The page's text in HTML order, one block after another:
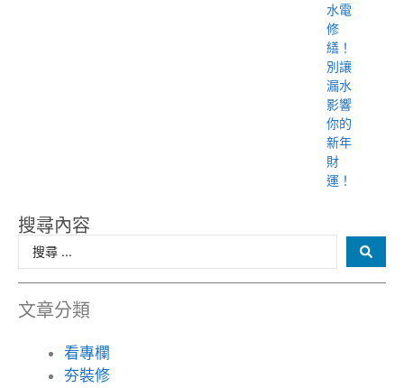
水電
修
繕！
別讓
漏水
影響
你的
新年
財
運！
搜尋內容
文章分類
看專欄
夯裝修